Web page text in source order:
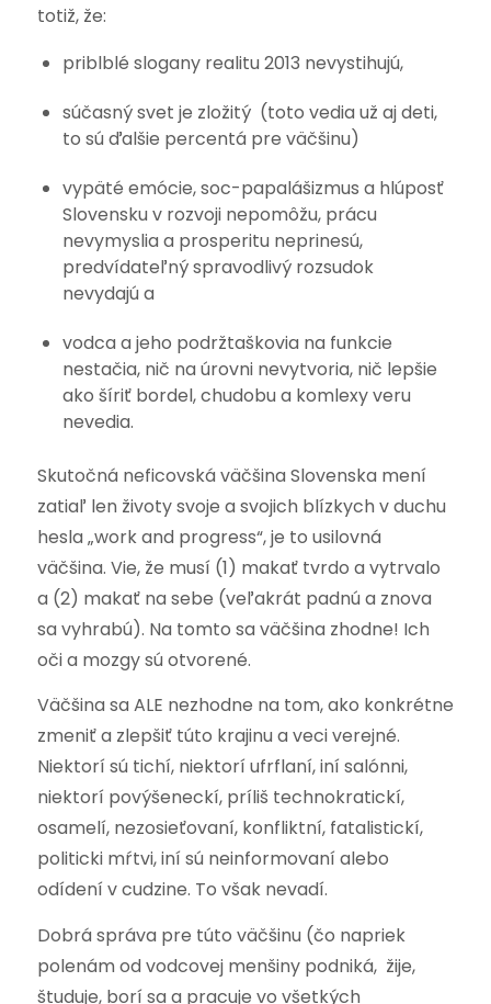
totiž, že:
priblblé slogany realitu 2013 nevystihujú,
súčasný svet je zložitý (toto vedia už aj deti,
to sú ďalšie percentá pre väčšinu)
vypäté emócie, soc-papalášizmus a hlúposť
Slovensku v rozvoji nepomôžu, prácu
nevymyslia a prosperitu neprinesú,
predvídateľný spravodlivý rozsudok
nevydajú a
vodca a jeho podržtaškovia na funkcie
nestačia, nič na úrovni nevytvoria, nič lepšie
ako šíriť bordel, chudobu a komlexy veru
nevedia.
Skutočná neficovská väčšina Slovenska mení
zatiaľ len životy svoje a svojich blízkych v duchu
hesla „work and progress“, je to usilovná
väčšina. Vie, že musí (1) makať tvrdo a vytrvalo
a (2) makať na sebe (veľakrát padnú a znova
sa vyhrabú). Na tomto sa väčšina zhodne! Ich
oči a mozgy sú otvorené.
Väčšina sa ALE nezhodne na tom, ako konkrétne
zmeniť a zlepšiť túto krajinu a veci verejné.
Niektorí sú tichí, niektorí ufrflaní, iní salónni,
niektorí povýšeneckí, príliš technokratickí,
osamelí, nezosieťovaní, konfliktní, fatalistickí,
politicki mŕtvi, iní sú neinformovaní alebo
odídení v cudzine. To však nevadí.
Dobrá správa pre túto väčšinu (čo napriek
polenám od vodcovej menšiny podniká, žije,
študuje, borí sa a pracuje vo všetkých